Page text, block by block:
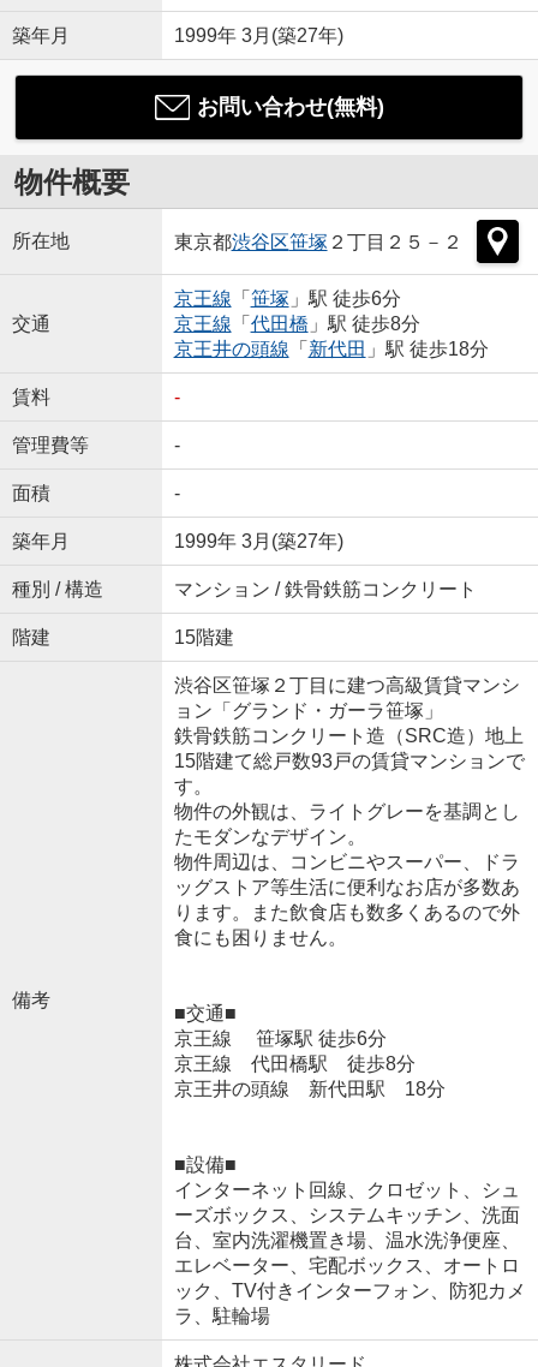
築年月 1999年 3月(築27年)
お問い合わせ(無料)
物件概要
所在地 東京都渋谷区笹塚 ２丁目２５－２
交通
京王線 「 笹塚 」駅 徒歩6分
京王線 「 代田橋 」駅 徒歩8分
京王井の頭線 「 新代田 」駅 徒歩18分
賃料 -
管理費等 -
面積 -
築年月 1999年 3月(築27年)
種別 / 構造 マンション / 鉄骨鉄筋コンクリート
階建 15階建
備考
渋谷区笹塚２丁目に建つ高級賃貸マンシ
ョン「グランド・ガーラ笹塚」
鉄骨鉄筋コンクリート造（SRC造）地上
15階建て総戸数93戸の賃貸マンションで
す。
物件の外観は、ライトグレーを基調とし
たモダンなデザイン。
物件周辺は、コンビニやスーパー、ドラ
ッグストア等生活に便利なお店が多数あ
ります。また飲食店も数多くあるので外
食にも困りません。
■交通■
京王線 笹塚駅 徒歩6分
京王線 代田橋駅 徒歩8分
京王井の頭線 新代田駅 18分
■設備■
インターネット回線、クロゼット、シュ
ーズボックス、システムキッチン、洗面
台、室内洗濯機置き場、温水洗浄便座、
エレベーター、宅配ボックス、オートロ
ック、TV付きインターフォン、防犯カメ
ラ、駐輪場